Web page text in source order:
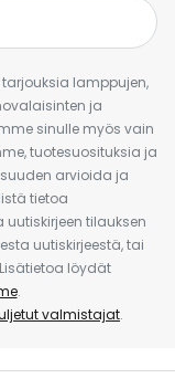
lamppujen,
ja
sinulle myös vain
tuotesuosituksia ja
arvioida ja
tietoa
tilauksen
uutiskirjeestä, tai
löydät
.
valmistajat.